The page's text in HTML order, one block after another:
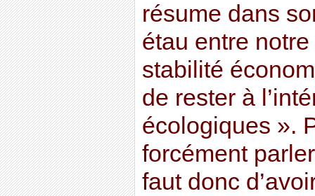
résume dans
étau entre
stabilité
de rester à
écologiques ».
forcément
faut donc